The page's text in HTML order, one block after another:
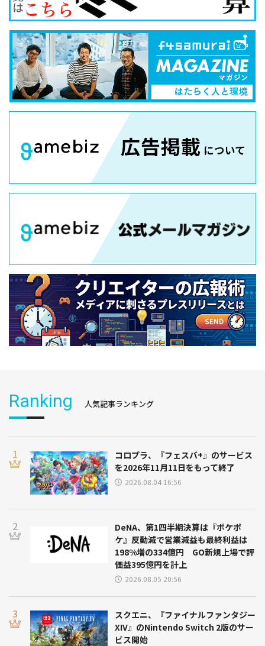
Ranking 人気記事ランキング
コロプラ、『フェスバ+』のサービス
を2026年11月11日をもって終了
2026.08.04 16:56
DeNA、第1四半期決算は『ポケポ
ケ』反動減で営業減益も最終利益は
198%増の334億円 GO新規上場で評
価益395億円を計上
2026.08.05 20:56
スクエニ、『ファイナルファンタジー
XIV』のNintendo Switch 2版のサー
ビス開始